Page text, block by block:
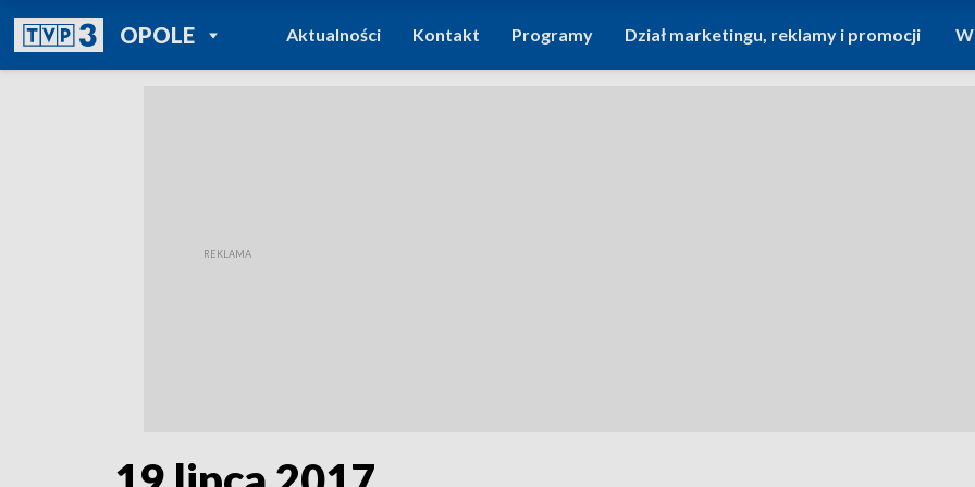
OPOLEPOWRÓT DO
TVP REGIONY
Aktualności Kontakt Programy Dział marketingu, reklamy i promocji